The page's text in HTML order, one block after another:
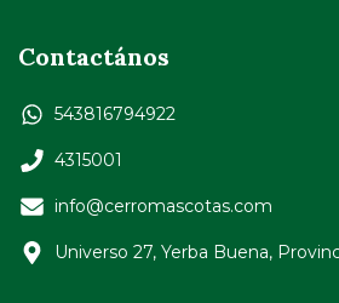
Contactános
543816794922
4315001
info@cerromascotas.com
Universo 27, Yerba Buena,